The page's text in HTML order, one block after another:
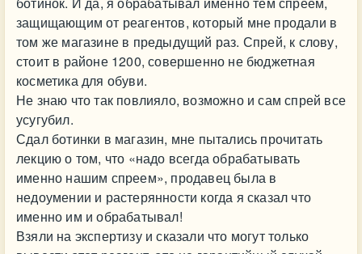
защищающим от реагентов, который мне продали в
том же магазине в предыдущий раз. Спрей, к слову,
стоит в районе 1200, совершенно не бюджетная
косметика для обуви.
Не знаю что так повлияло, возможно и сам спрей все
усугубил.
Сдал ботинки в магазин, мне пытались прочитать
лекцию о том, что «надо всегда обрабатывать
именно нашим спреем», продавец была в
недоумении и растерянности когда я сказал что
именно им и обрабатывал!
Взяли на экспертизу и сказали что могут только